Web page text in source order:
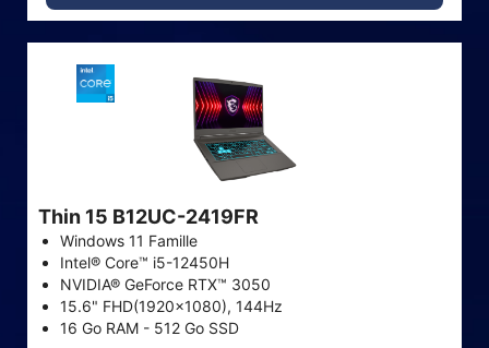
Thin 15 B12UC-2419FR
Windows 11 Famille
Intel® Core™ i5-12450H
NVIDIA® GeForce RTX™ 3050
15.6" FHD(1920x1080), 144Hz
16 Go RAM - 512 Go SSD